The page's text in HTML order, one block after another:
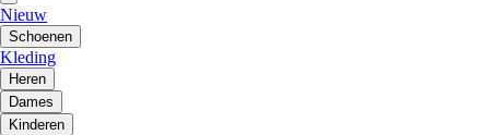
Nieuw
Schoenen
Kleding
Heren
Dames
Kinderen